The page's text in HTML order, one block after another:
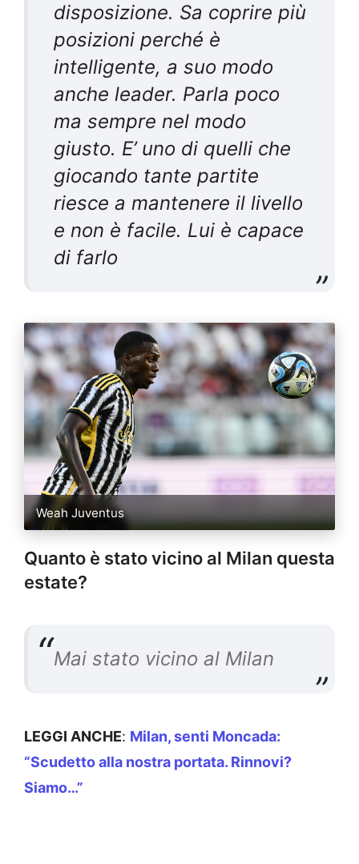
disposizione. Sa coprire più
posizioni perché è
intelligente, a suo modo
anche leader. Parla poco
ma sempre nel modo
giusto. E’ uno di quelli che
giocando tante partite
riesce a mantenere il livello
e non è facile. Lui è capace
di farlo
Weah Juventus
Quanto è stato vicino al Milan questa
estate?
Mai stato vicino al Milan
LEGGI ANCHE: Milan, senti Moncada:
“Scudetto alla nostra portata. Rinnovi?
Siamo…”